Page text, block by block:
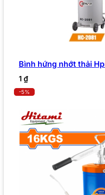
Bình hứng nhớt thải
1 ₫
-5%